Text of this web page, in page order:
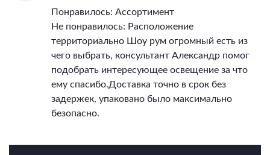
Понравилось: Ассортимент
Не понравилось: Расположение
территориально Шоу рум огромный есть из
чего выбрать, консультант Александр помог
подобрать интересующее освещение за что
ему спасибо.Доставка точно в срок без
задержек, упаковано было максимально
безопасно.